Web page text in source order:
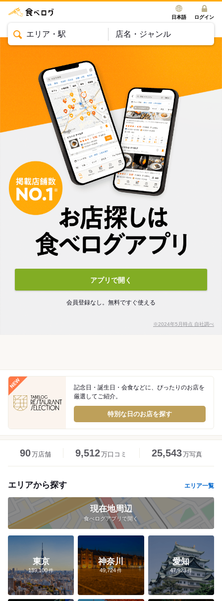
日本語 ログイン
エリア・駅 店名・ジャンル
アプリで開く
会員登録なし。無料ですぐ使える
※2024年5月時点 自社調べ
記念日・誕生日・会食などに、ぴったりのお店を
厳選してご紹介。
特別な日のお店を探す
90万店舗 9,512万口コミ 25,543万写真
エリアから探す エリア一覧
現在地周辺
食べログアプリで開く
東京
139,100
神奈川
49,724
愛知
47,923